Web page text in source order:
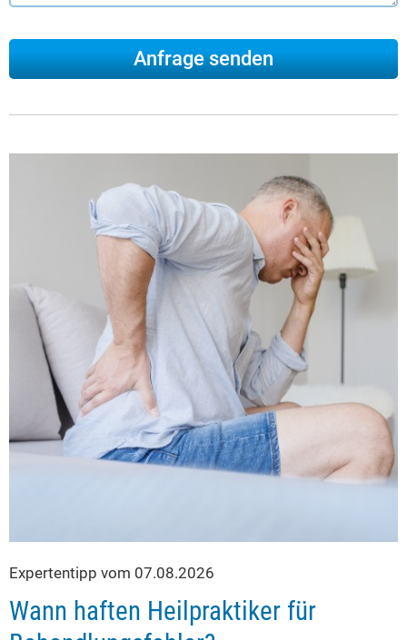
Expertentipp vom 07.08.2026
Wann haften Heilpraktiker für